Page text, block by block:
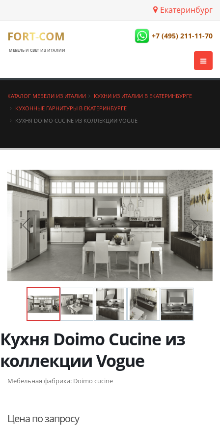
Екатеринбург
FORT-COM
МЕБЕЛЬ И СВЕТ ИЗ ИТАЛИИ
+7 (495) 211-11-70
КАТАЛОГ МЕБЕЛИ ИЗ ИТАЛИИ
КУХНИ ИЗ ИТАЛИИ В ЕКАТЕРИНБУРГЕ
КУХОННЫЕ ГАРНИТУРЫ В ЕКАТЕРИНБУРГЕ
КУХНЯ DOIMO CUCINE ИЗ КОЛЛЕКЦИИ VOGUE
Кухня Doimo Cucine из
коллекции Vogue
Мебельная фабрика: Doimo cucine
Цена по запросу